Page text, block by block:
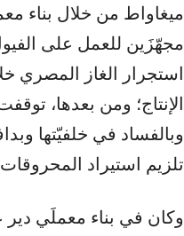
ميغاواط من خلال بناء
مجهّزَين للعمل على
استجرار الغاز المصري
الإنتاج؛ ومن بعدها،
وبالفساد في خلفيّتها
تلزيم استيراد
وكان في بناء معملَي دير